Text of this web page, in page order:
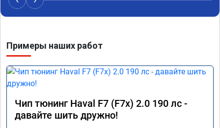
Примеры наших работ
Чип тюнинг Haval F7 (F7x) 2.0 190 лс -
давайте шить дружно!